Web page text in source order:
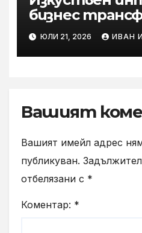
бизнес
посрещат
„Втора смяна“
ЮЛИ 21, 2026 ИВАН
Вашият
Вашият имейл адрес
публикуван.
отбелязани с *
Коментар: *